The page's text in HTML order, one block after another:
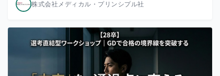
株式会社メディカル・プリンシプル社